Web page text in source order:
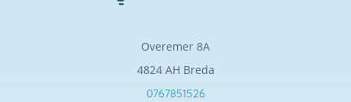
Overemer 8A
4824 AH Breda
0767851526